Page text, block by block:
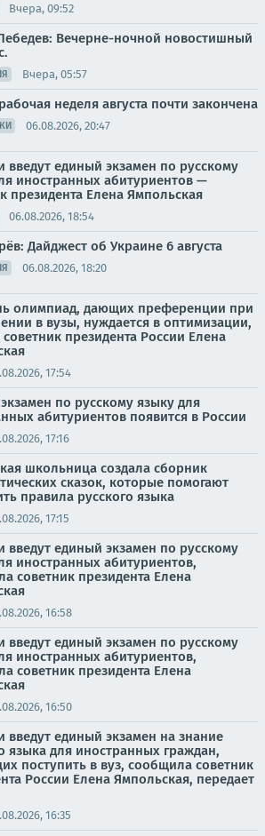
Вчера, 09:52
Вечерне-ночной новостишный
Вчера, 05:57
неделя августа почти закончена
06.08.2026, 20:47
введут единый экзамен по русскому
иностранных абитуриентов —
президента Елена Ямпольская
06.08.2026, 18:54
Дайджест об Украине 6 августа
06.08.2026, 18:20
олимпиад, дающих преференции при
в вузы, нуждается в оптимизации,
советник президента России Елена
17:54
по русскому языку для
абитуриентов появится в России
17:16
школьница создала сборник
сказок, которые помогают
правила русского языка
17:15
введут единый экзамен по русскому
иностранных абитуриентов,
советник президента Елена
16:58
введут единый экзамен по русскому
иностранных абитуриентов,
советник президента Елена
16:50
введут единый экзамен на знание
языка для иностранных граждан,
поступить в вуз, сообщила советник
России Елена Ямпольская, передает
16:35